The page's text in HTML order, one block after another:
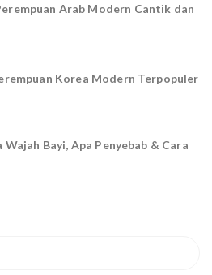
Arab Modern Cantik dan
Korea Modern Terpopuler
Bayi, Apa Penyebab & Cara